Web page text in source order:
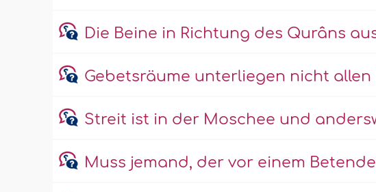
Die Beine in Richtung des Qurâns
Gebetsräume unterliegen nicht
Streit ist in der Moschee und
Muss jemand, der vor einem